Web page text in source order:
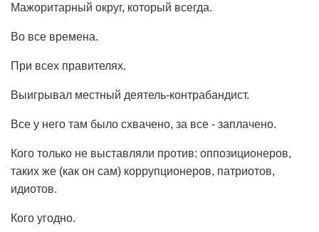
Мажоритарный округ, который всегда.
Во все времена.
При всех правителях.
Выигрывал местный деятель-контрабандист.
Все у него там было схвачено, за все - заплачено.
Кого только не выставляли против: оппозиционеров,
таких же (как он сам) коррупционеров, патриотов,
идиотов.
Кого угодно.